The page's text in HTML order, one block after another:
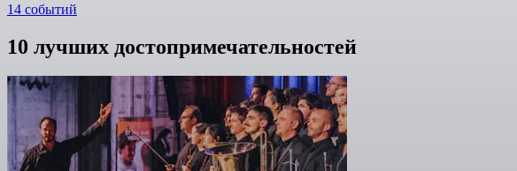
14 событий
10 лучших достопримечательностей